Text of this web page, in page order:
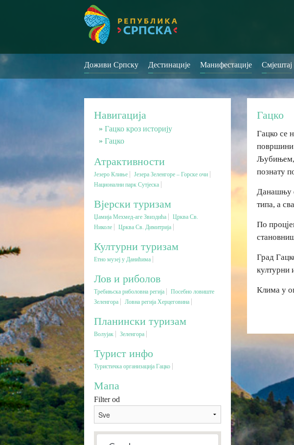
Доживи Српску Дестинације Манифестације Смјештај
Навигација
Гацко кроз историју
Гацко
Атрактивности
Језеро Клиње
Језера Зеленгоре – Горске очи
Национални парк Сутјеска
Вјерски туризам
Џамија Мехмед-аге Звиздића
Црква Св.
Николе
Црква Св. Димитрија
Културни туризам
Етно музеј у Данићима
Лов и риболов
Требињска риболовна регија
Посебно ловиште
Зеленгора
Ловна регија Херцеговина
Планински туризам
Волујак Зеленгора
Турист инфо
Туристичка организација Гацко
Мапа
Filter od
Гацко
Гацко се
површини
Љубињем,
познату
Данашњу
типа, а
По
Град
културни
Клима у